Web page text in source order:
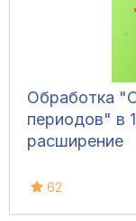
Обработка
периодов" в
расширение
62